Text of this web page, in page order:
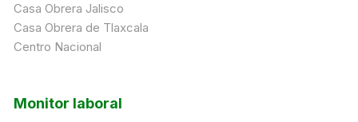
Casa Obrera Jalisco
Casa Obrera de Tlaxcala
Centro Nacional
Monitor laboral